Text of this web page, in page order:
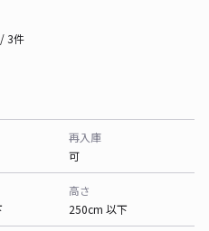
/ 3件
再入庫
可
高さ
250cm 以下